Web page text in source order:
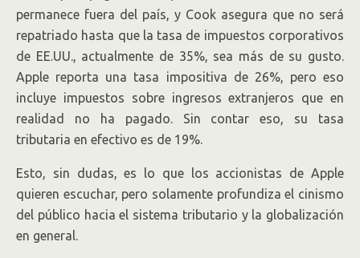
permanece fuera del país, y Cook asegura que no será
repatriado hasta que la tasa de impuestos corporativos
de EE.UU., actualmente de 35%, sea más de su gusto.
Apple reporta una tasa impositiva de 26%, pero eso
incluye impuestos sobre ingresos extranjeros que en
realidad no ha pagado. Sin contar eso, su tasa
tributaria en efectivo es de 19%.
Esto, sin dudas, es lo que los accionistas de Apple
quieren escuchar, pero solamente profundiza el cinismo
del público hacia el sistema tributario y la globalización
en general.